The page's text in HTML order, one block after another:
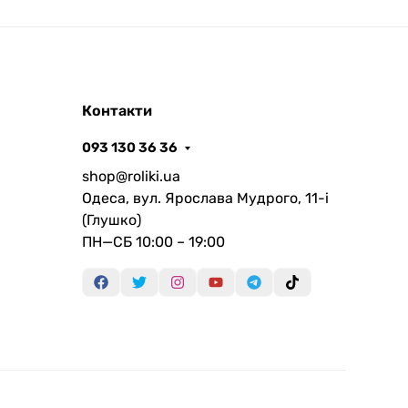
Контакти
093 130 36 36
shop@roliki.ua
Одеса, вул. Ярослава Мудрого, 11-i
(Глушко)
ПН—СБ 10:00 – 19:00